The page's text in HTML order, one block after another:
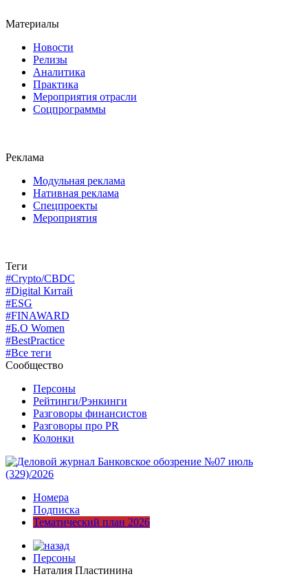
Материалы
Новости
Релизы
Аналитика
Практика
Мероприятия отрасли
Соцпрограммы
Реклама
Модульная реклама
Нативная реклама
Спецпроекты
Мероприятия
Теги
#Crypto/CBDC
#Digital Китай
#ESG
#FINAWARD
#Б.О Women
#BestPractice
#Все теги
Сообщество
Персоны
Рейтинги/Рэнкинги
Разговоры финансистов
Разговоры про PR
Колонки
Номера
Подписка
Тематический план 2026
Персоны
Наталия Пластинина